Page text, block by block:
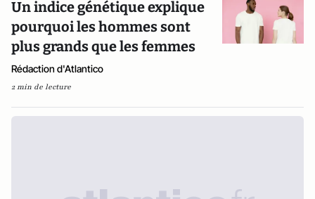
Un indice génétique explique
pourquoi les hommes sont
plus grands que les femmes
Rédaction d'Atlantico
2 min de lecture